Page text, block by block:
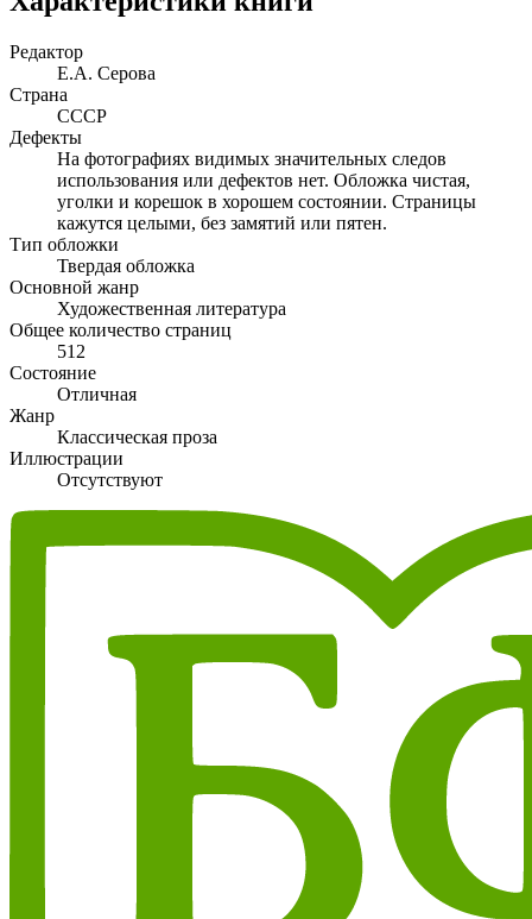
Редактор
Е.А. Серова
Страна
СССР
Дефекты
На фотографиях видимых значительных следов
использования или дефектов нет. Обложка чистая,
уголки и корешок в хорошем состоянии. Страницы
кажутся целыми, без замятий или пятен.
Тип обложки
Твердая обложка
Основной жанр
Художественная литература
Общее количество страниц
512
Состояние
Отличная
Жанр
Классическая проза
Иллюстрации
Отсутствуют